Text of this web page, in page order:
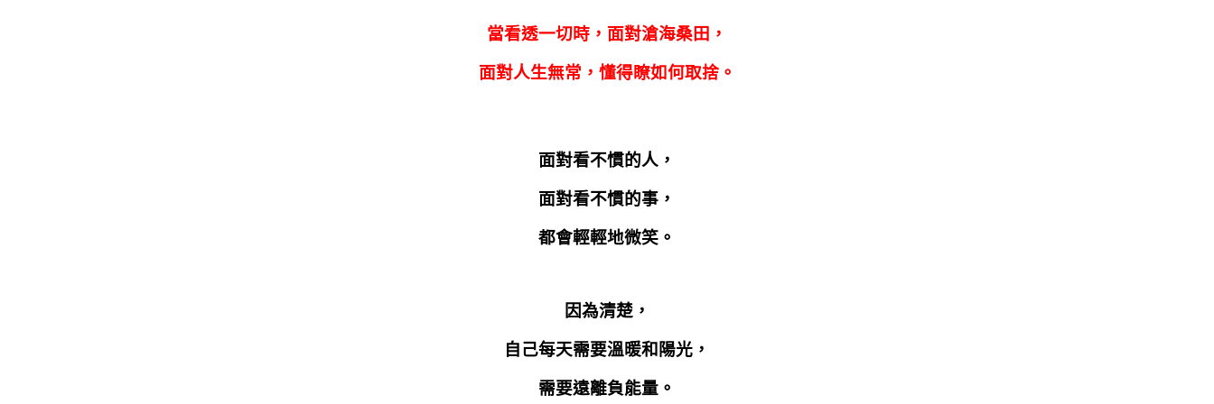
當看透一切時，面對滄海桑田，
面對人生無常，懂得瞭如何取捨。
面對看不慣的人，
面對看不慣的事，
都會輕輕地微笑。
因為清楚，
自己每天需要溫暖和陽光，
需要遠離負能量。